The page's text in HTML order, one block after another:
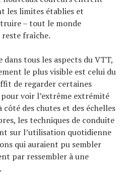
les limites établies et
– tout le monde
fraîche.
dans tous les aspects du VTT,
le plus visible est celui du
de regarder certaines
voir l’extrême extrémité
côté des chutes et des échelles
les techniques de conduite
sur l’utilisation quotidienne
qui auraient pu sembler
par ressembler à une